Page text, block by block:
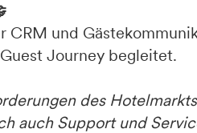
und
Journey begleitet.
des
auch Support und